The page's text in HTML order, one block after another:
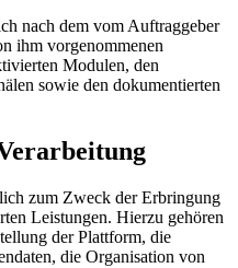
nach dem vom Auftraggeber
ihm vorgenommenen
Modulen, den
sowie den dokumentierten
zum Zweck der Erbringung
Leistungen. Hierzu gehören
der Plattform, die
die Organisation von